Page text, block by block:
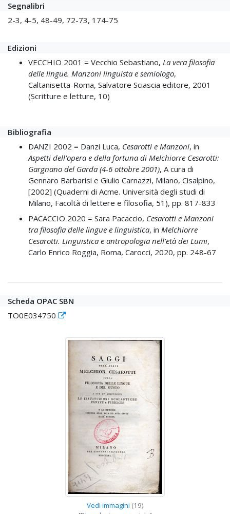
Segnalibri
2-3, 4-5, 48-49, 72-73, 174-75
Edizioni
VECCHIO 2001 = Vecchio Sebastiano, La vera filosofia
delle lingue. Manzoni linguista e semiologo,
Caltanisetta-Roma, Salvatore Sciascia editore, 2001
(Scritture e letture, 10)
Bibliografia
DANZI 2002 = Danzi Luca, Cesarotti e Manzoni, in
Aspetti dell'opera e della fortuna di Melchiorre Cesarotti:
Gargnano del Garda (4-6 ottobre 2001), A cura di
Gennaro Barbarisi e Giulio Carnazzi, Milano, Cisalpino,
[2002] (Quaderni di Acme. Università degli studi di
Milano, Facoltà di lettere e filosofia, 51), pp. 817-833
PACACCIO 2020 = Sara Pacaccio, Cesarotti e Manzoni
tra filosofia delle lingue e linguistica, in Melchiorre
Cesarotti. Linguistica e antropologia nell'età dei Lumi,
Carlo Enrico Roggia, Roma, Carocci, 2020, pp. 248-67
Scheda OPAC SBN
TO0E034750
Vedi immagini (19)